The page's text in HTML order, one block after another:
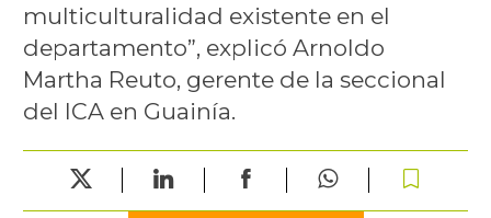
multiculturalidad existente en el
departamento”, explicó Arnoldo
Martha Reuto, gerente de la seccional
del ICA en Guainía.